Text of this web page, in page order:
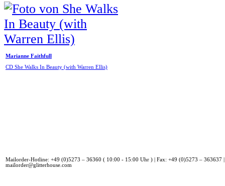
Marianne Faithfull
CD She Walks In Beauty (with Warren Ellis)
Mailorder-Hotline: +49 (0)5273 – 36360 ( 10:00 - 15:00 Uhr ) | Fax: +49 (0)5273 – 363637
mailorder@glitterhouse.com